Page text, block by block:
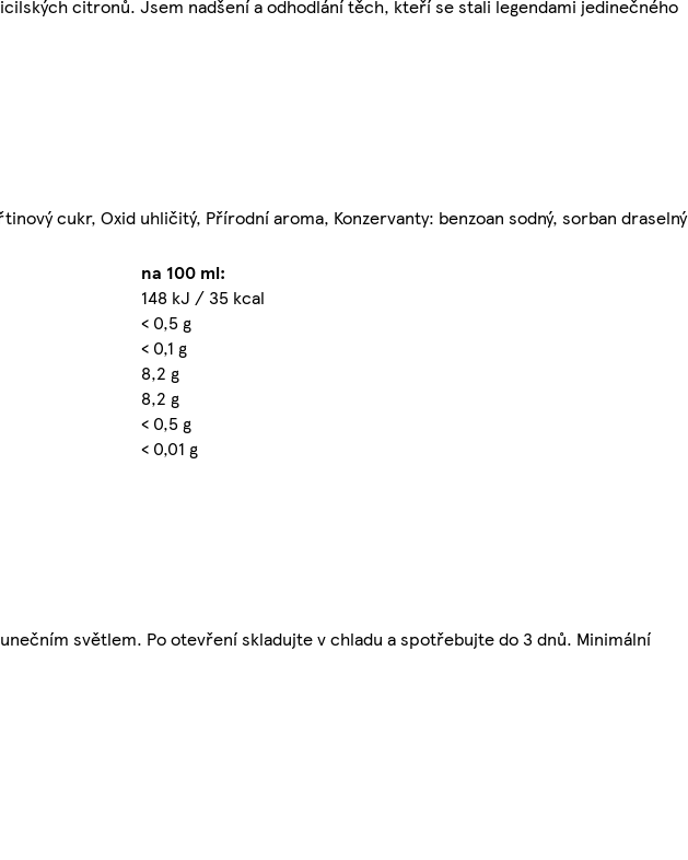
citronů. Jsem nadšení a odhodlání těch, kteří se stali legendami jedinečného
cukr, Oxid uhličitý, Přírodní aroma, Konzervanty: benzoan sodný, sorban draselný
na 100 ml:
148 kJ / 35 kcal
< 0,5 g
< 0,1 g
8,2 g
8,2 g
< 0,5 g
< 0,01 g
světlem. Po otevření skladujte v chladu a spotřebujte do 3 dnů. Minimální